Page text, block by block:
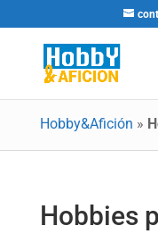
Hobby&Afición »
Hobbies